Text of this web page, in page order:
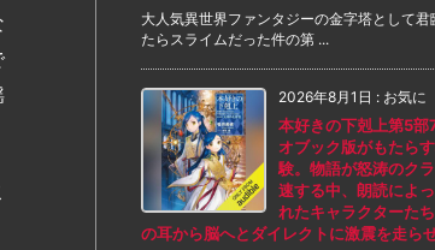
大人気異世界ファンタジーの金字塔として君
たらスライムだった件の第 ...
2026年8月1日 : お気に
本好きの下剋上第5部
オブック版がもたら
験。物語が怒涛のク
速する中、朗読によ
れたキャラクターた
の耳から脳へとダイレクトに激震を走らせ